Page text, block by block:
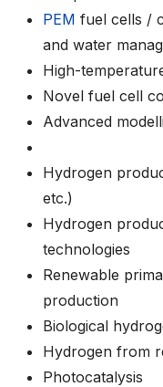
PEM fuel cells /
and water
High-
Novel fuel cell
Advanced
Hydrogen
etc.)
Hydrogen
technologies
Renewable
production
Biological
Hydrogen from
Photocatalysis